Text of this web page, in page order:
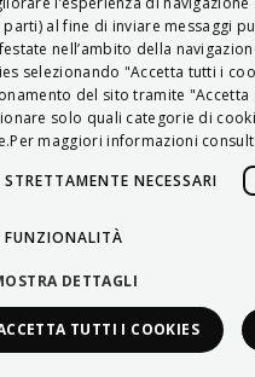
parti) al fine di inviare messaggi
nell’ambito della
selezionando "Accetta tutti i
del sito tramite
solo quali categorie di
maggiori informazioni
STRETTAMENTE NECESSARI
FUNZIONALITÀ
DETTAGLI
TUTTI I COOKIES